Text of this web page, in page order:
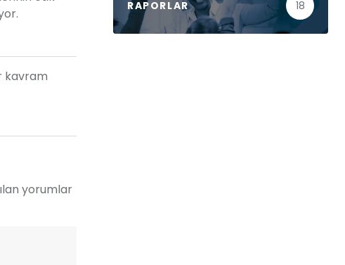
kavram
yorumlar
RAPORLAR 18